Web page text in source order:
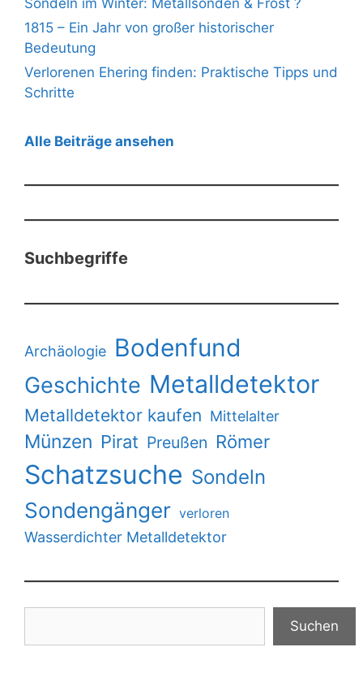
Sondeln im Winter: Metallsonden & Frost ?
1815 – Ein Jahr von großer historischer
Bedeutung
Verlorenen Ehering finden: Praktische Tipps und
Schritte
Alle Beiträge ansehen
Suchbegriffe
Archäologie Bodenfund
Geschichte Metalldetektor
Metalldetektor kaufen Mittelalter
Münzen Pirat Preußen Römer
Schatzsuche Sondeln
Sondengänger verloren
Wasserdichter Metalldetektor
Suchen